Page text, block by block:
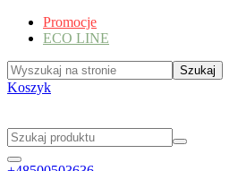
Promocje
ECO LINE
Koszyk